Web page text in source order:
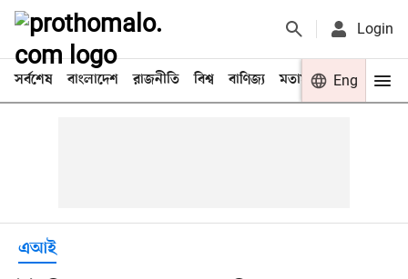
Login
সর্বশেষ বাংলাদেশ রাজনীতি বিশ্ব বাণিজ্য মতামত খেলা
Eng
এআই